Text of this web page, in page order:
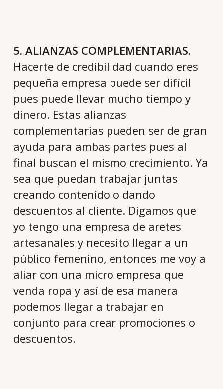
5. ALIANZAS COMPLEMENTARIAS.
Hacerte de credibilidad cuando eres
pequeña empresa puede ser difícil
pues puede llevar mucho tiempo y
dinero. Estas alianzas
complementarias pueden ser de gran
ayuda para ambas partes pues al
final buscan el mismo crecimiento. Ya
sea que puedan trabajar juntas
creando contenido o dando
descuentos al cliente. Digamos que
yo tengo una empresa de aretes
artesanales y necesito llegar a un
público femenino, entonces me voy a
aliar con una micro empresa que
venda ropa y así de esa manera
podemos llegar a trabajar en
conjunto para crear promociones o
descuentos.